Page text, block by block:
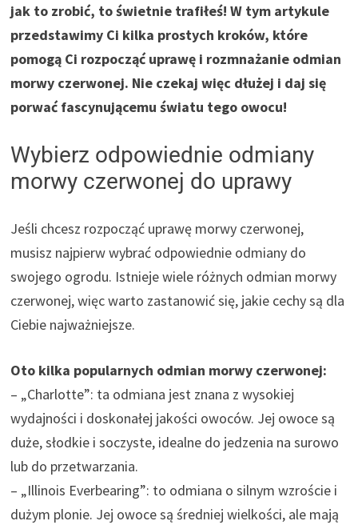
jak to zrobić, to świetnie trafiłeś! W tym artykule
przedstawimy Ci kilka prostych kroków, które
pomogą Ci rozpocząć uprawę i rozmnażanie odmian
morwy czerwonej. Nie czekaj więc dłużej i daj się
porwać fascynującemu światu tego owocu!
Wybierz odpowiednie odmiany
morwy czerwonej do uprawy
Jeśli chcesz rozpocząć uprawę morwy czerwonej,
musisz najpierw wybrać odpowiednie odmiany do
swojego ogrodu. Istnieje wiele różnych odmian morwy
czerwonej, więc warto zastanowić się, jakie cechy są dla
Ciebie najważniejsze.
Oto kilka popularnych odmian morwy czerwonej:
– „Charlotte”: ta odmiana jest znana z wysokiej
wydajności i doskonałej jakości owoców. Jej owoce są
duże, słodkie i soczyste, idealne do jedzenia na surowo
lub do przetwarzania.
– „Illinois Everbearing”: to odmiana o silnym wzroście i
dużym plonie. Jej owoce są średniej wielkości, ale mają